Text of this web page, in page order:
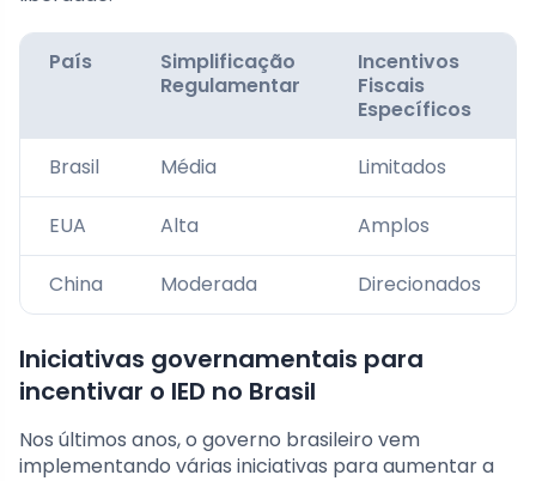
País
Simplificação
Regulamentar
Incentivos
Fiscais
Específicos
Brasil Média Limitados
EUA Alta Amplos
China Moderada Direcionados
Iniciativas governamentais para
incentivar o IED no Brasil
Nos últimos anos, o governo brasileiro vem
implementando várias iniciativas para aumentar a